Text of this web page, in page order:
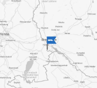
Riešenia na mieru
V K-systeme sú
dokonale zapadli
štandardné,
Prémiová kvalita
Používame